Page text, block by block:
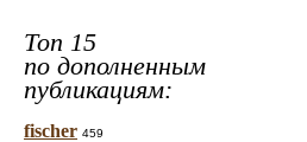
Топ 15
по дополненным
публикациям:
fischer 459